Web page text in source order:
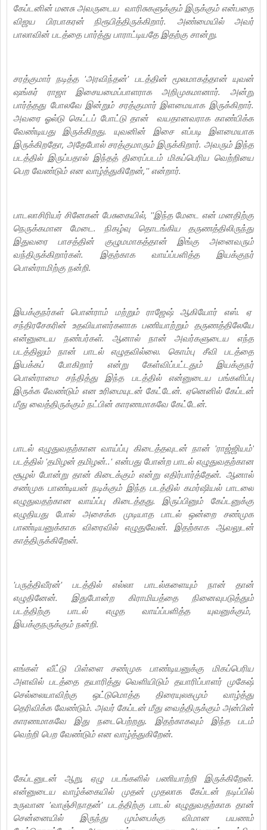
கேப்டனின் மனசு அவருடைய வாரிசுகளுக்கும் இருக்கும் என்பதை
விஜய பிரபாகரன் நிரூபித்திருக்கிறார். அண்மையில் அவர்
பாலாவின் படத்தை பார்த்து பாராட்டியதே இதற்கு சான்று.‌
சரத்குமார் நடித்த 'அரவிந்தன்' படத்தின் மூலமாகத்தான் யுவன்
ஷங்கர் ராஜா இசையமைப்பாளராக அறிமுகமானார். அன்று
பார்த்தது போலவே இன்றும் சரத்குமார் இளமையாக இருக்கிறார்.
அவரை ஓல்டு கெட்டப் போட்டு தான் வயதானவராக காண்பிக்க
வேண்டியது இருக்கிறது. யுவனின் இசை எப்படி இளமையாக
இருக்கிறதோ, அதேபோல் சரத்குமாரும் இருக்கிறார். அவரும் இந்த
படத்தில் இருப்பதால் இந்தத் திரைப்படம் மிகப்பெரிய வெற்றியை
பெற வேண்டும் என வாழ்த்துகிறேன்,'' என்றார்.
பாடலாசிரியர் சினேகன் பேசுகையில், ''இந்த மேடை என் மனதிற்கு
நெருக்கமான மேடை. நிகழ்வு தொடங்கிய தருணத்திலிருந்து
இதுவரை பாசத்தின் குழுமமாகத்தான் இங்கு அனைவரும்
வந்திருக்கிறார்கள். இதற்காக வாய்ப்பளித்த இயக்குநர்
பொன்ராமிற்கு நன்றி.
இயக்குநர்கள் பொன்ராம் மற்றும் ராஜேஷ் ஆகியோர் எஸ். ஏ
சந்திரசேகரின் உதவியாளர்களாக பணியாற்றும் தருணத்திலேயே
என்னுடைய நண்பர்கள். ஆனால் நான் அவர்களுடைய எந்த
படத்திலும் நான் பாடல் எழுதவில்லை. கொம்பு சீவி படத்தை
இயக்கப் போகிறார் என்று கேள்விப்பட்டதும் இயக்குநர்
பொன்ராமை சந்தித்து இந்த படத்தில் என்னுடைய பங்களிப்பு
இருக்க வேண்டும் என உரிமையுடன் கேட்டேன். ஏனெனில் கேப்டன்
மீது வைத்திருக்கும் நட்பின் காரணமாகவே கேட்டேன்.‌
பாடல் எழுதுவதற்கான வாய்ப்பு கிடைத்தவுடன் நான் 'ராஜ்ஜியம்'
படத்தில் 'தமிழன் தமிழன்..' என்பது போன்ற பாடல் எழுதுவதற்கான
சூழல் போன்று தான் கிடைக்கும் என்று எதிர்பார்த்தேன். ஆனால்
சண்முக பாண்டியன் நடிக்கும் இந்த படத்தில் கமர்ஷியல் பாடலை
எழுதுவதற்கான வாய்ப்பு கிடைத்தது. இருப்பினும் கேப்டனுக்கு
எழுதியது போல் அசைக்க முடியாத பாடல் ஒன்றை சண்முக
பாண்டியனுக்காக விரைவில் எழுதுவேன். இதற்காக ஆவலுடன்
காத்திருக்கிறேன்.
'பருத்திவீரன்' படத்தில் எல்லா பாடல்களையும் நான் தான்
எழுதினேன். இதுபோன்ற கிராமியத்தை நினைவுபடுத்தும்
படத்திற்கு பாடல் எழுத வாய்ப்பளித்த யுவனுக்கும்,
இயக்குநருக்கும் நன்றி.‌
எங்கள் வீட்டு பிள்ளை சண்முக பாண்டியனுக்கு மிகப்பெரிய
அளவில் படத்தை தயாரித்து வெளியிடும் தயாரிப்பாளர் முகேஷ்
செல்லையாவிற்கு ஒட்டுமொத்த திரையுலகமும் வாழ்த்து
தெரிவிக்க வேண்டும். அவர் கேப்டன் மீது வைத்திருக்கும் அன்பின்
காரணமாகவே இது நடைபெற்றது. இதற்காகவும் இந்த படம்
வெற்றி பெற வேண்டும் என வாழ்த்துகிறேன்.
கேப்டனுடன் ஆறு, ஏழு படங்களில் பணியாற்றி இருக்கிறேன்.
என்னுடைய வாழ்க்கையில் முதன் முதலாக கேப்டன் நடிப்பில்
உருவான 'வாஞ்சிநாதன்' படத்திற்கு பாடல் எழுதுவதற்காக தான்
சென்னையில் இருந்து மும்பைக்கு விமான பயணம்